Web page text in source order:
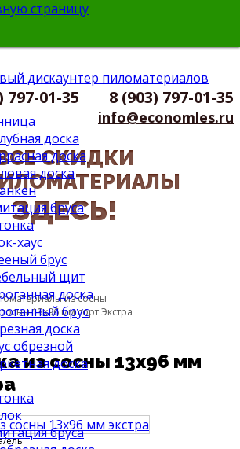
797-01-35 8 (903) 797-01-35
info@economles.ru
СКИДКИ
ЗДЕСЬ!
доска
доска
доска
бруса
хаус
брус
щит
доска
брус
доска
обрезной
доска
бруса
из сосны
13х96 мм сорт Экстра
из сосны 13х96 мм
ель